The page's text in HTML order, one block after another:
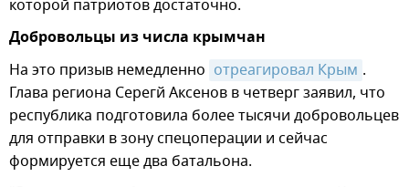
которой патриотов достаточно.
Добровольцы из числа крымчан
На это призыв немедленно отреагировал Крым .
Глава региона Серегй Аксенов в четверг заявил, что
республика подготовила более тысячи добровольцев
для отправки в зону спецоперации и сейчас
формируется еще два батальона.